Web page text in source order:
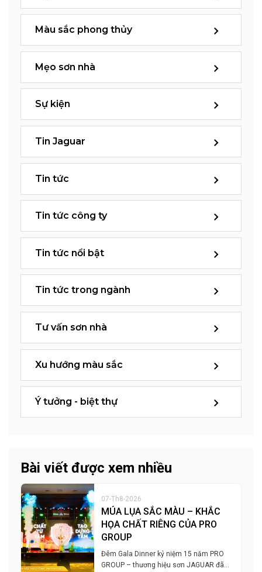
Màu sắc phong thủy
Mẹo sơn nhà
Sự kiện
Tin Jaguar
Tin tức
Tin tức công ty
Tin tức nổi bật
Tin tức trong ngành
Tư vấn sơn nhà
Xu hướng màu sắc
Ý tưởng - biệt thự
Bài viết được xem nhiều
07-Th8-2026
MÚA LỤA SẮC MÀU – KHẮC
HỌA CHẤT RIÊNG CỦA PRO
GROUP
Đêm Gala Dinner kỷ niệm 15 năm PRO
GROUP – thương hiệu sơn JAGUAR đã…